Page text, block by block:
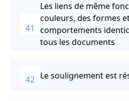
41
Les liens de même
couleurs, des formes
comportements
tous les documents
42 Le soulignement est